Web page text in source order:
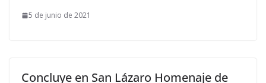
5 de junio de 2021
Concluye en San Lázaro Homenaje de